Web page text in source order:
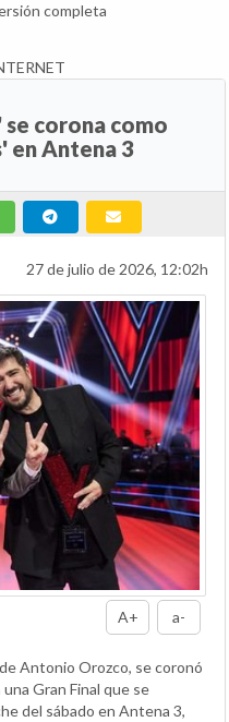
completa
se corona como
en Antena 3
27 de julio de 2026, 12:02h
A+ a-
Antonio Orozco, se coronó
Gran Final que se
del sábado en Antena 3,